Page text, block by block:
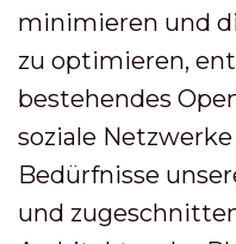
minimieren und
zu optimieren,
bestehendes
soziale
Bedürfnisse
und